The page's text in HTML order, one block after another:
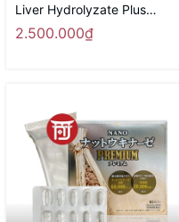
Liver Hydrolyzate Plus
NICHIEI BUSSAN 180 Viên -
Hàng Nhật chính hãng
2.500.000₫